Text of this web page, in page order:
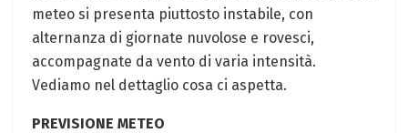
meteo ⁣si presenta piuttosto instabile, con
‌alternanza di giornate nuvolose e rovesci,
accompagnate da vento di varia intensità.
Vediamo‌ nel dettaglio cosa ci aspetta.
PREVISIONE METEO